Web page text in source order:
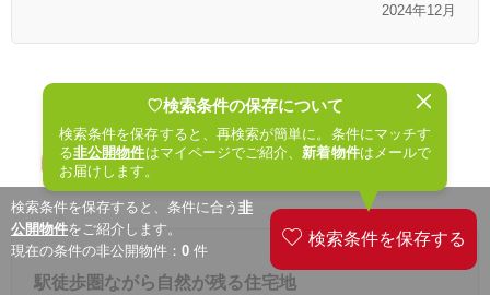
♡検索条件の保存について
検索条件を保存すると、再検索が簡単に。条件にマッチす
る非公開物件はマイページでご紹介、新着物件はメールで
お届けします。
検索条件を保存すると、条件に合う 非
公開物件をご紹介します。
現在の条件の非公開物件： 0 件
2024年12月
na2 さん（当社のご契約者）
宝塚市中筋9丁目在住
駅徒歩圏ながら自然が残る住宅地